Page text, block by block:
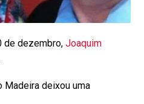
de dezembro,Joaquim
Madeira deixou uma